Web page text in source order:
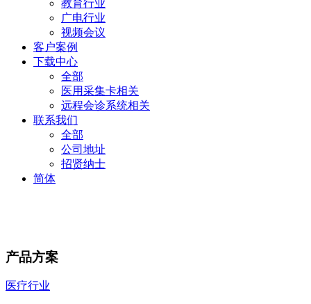
教育行业
广电行业
视频会议
客户案例
下载中心
全部
医用采集卡相关
远程会诊系统相关
联系我们
全部
公司地址
招贤纳士
简体
产品方案
医疗行业